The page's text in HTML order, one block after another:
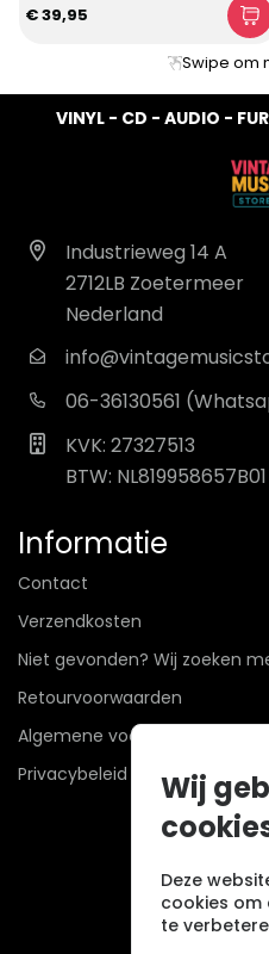
€ 39,95
Swipe om
VINYL - CD - AUDIO -
Industrieweg 14 A
2712LB Zoetermeer
Nederland
06-36130561
KVK: 27327513
BTW: NL819958657B01
Informatie
Contact
Verzendkosten
Niet gevonden? Wij zoeken
Retourvoorwaarden
Algemene voorwaarden
Privacybeleid
Wij
Deze
cookies om
te